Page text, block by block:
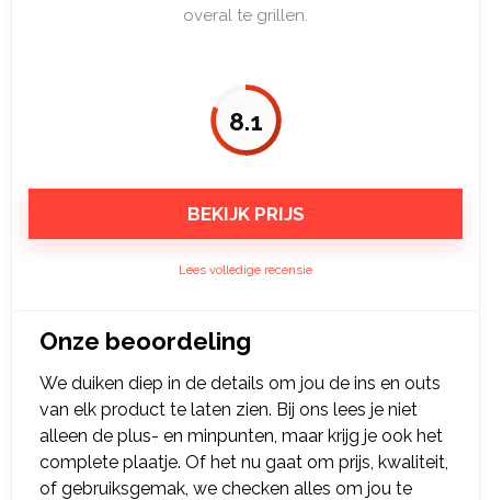
overal te grillen.
8.1
BEKIJK PRIJS
Lees volledige recensie
Onze beoordeling
We duiken diep in de details om jou de ins en outs
van elk product te laten zien. Bij ons lees je niet
alleen de plus- en minpunten, maar krijg je ook het
complete plaatje. Of het nu gaat om prijs, kwaliteit,
of gebruiksgemak, we checken alles om jou te